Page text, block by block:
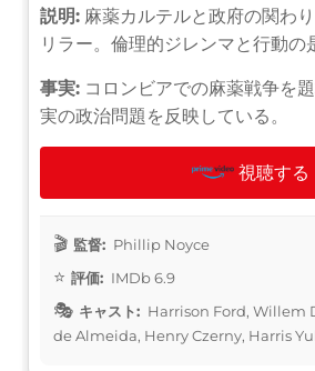
説明: 麻薬カルテルと政府の関わ
リラー。倫理的ジレンマと行動の
事実: コロンビアでの麻薬戦争を
実の政治問題を反映している。
視聴する
監督: Phillip Noyce
評価: IMDb 6.9
キャスト: Harrison Ford, Willem
de Almeida, Henry Czerny, Harris